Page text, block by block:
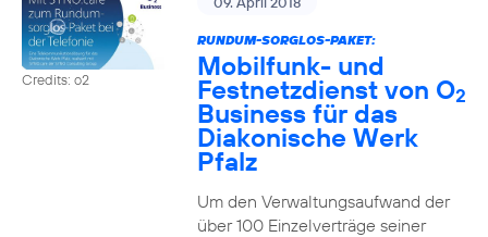
Credits: o2
RUNDUM-SORGLOS-PAKET:
Mobilfunk- und
Festnetzdienst von O2
Business für das
Diakonische Werk
Pfalz
Um den Verwaltungsaufwand der
über 100 Einzelverträge seiner